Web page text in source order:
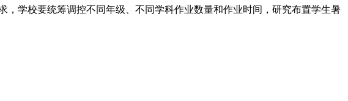
，学校要统筹调控不同年级、不同学科作业数量和作业时间，研究布置学生暑